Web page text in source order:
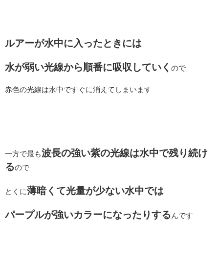
ルアーが水中に入ったときには
水が弱い光線から順番に吸収していく ので
赤色の光線は水中ですぐに消えてしまいます
一方で最も波長の強い紫の光線は水中で残り続け
るので
とくに薄暗くて光量が少ない水中では
パープルが強いカラーになったりする んです